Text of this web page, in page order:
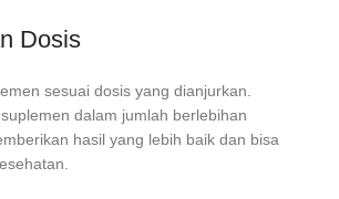
Dosis
sesuai dosis yang dianjurkan.
dalam jumlah berlebihan
hasil yang lebih baik dan bisa